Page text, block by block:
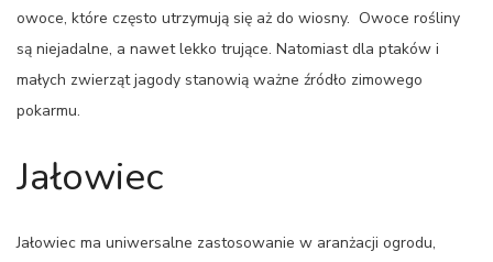
owoce, które często utrzymują się aż do wiosny. Owoce rośliny
są niejadalne, a nawet lekko trujące. Natomiast dla ptaków i
małych zwierząt jagody stanowią ważne źródło zimowego
pokarmu.
Jałowiec
Jałowiec ma uniwersalne zastosowanie w aranżacji ogrodu,